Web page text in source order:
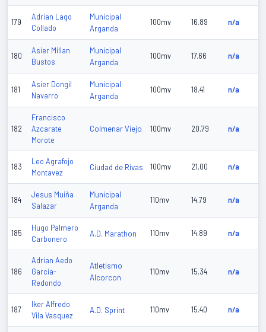
179
Adrian Lago
Collado
Municipal
Arganda
100mv 16.89 n/a
180
Asier Millan
Bustos
Municipal
Arganda
100mv 17.66 n/a
181
Asier Dongil
Navarro
Municipal
Arganda
100mv 18.41 n/a
182
Francisco
Azcarate
Morote
Colmenar Viejo 100mv 20.79 n/a
183
Leo Agrafojo
Montavez
Ciudad de Rivas 100mv 21.00 n/a
184
Jesus Muiña
Salazar
Municipal
Arganda
110mv 14.79 n/a
185
Hugo Palmero
Carbonero
A.D. Marathon 110mv 14.89 n/a
186
Adrian Aedo
Garcia-
Redondo
Atletismo
Alcorcon
110mv 15.34 n/a
187
Iker Alfredo
Vila Vasquez
A.D. Sprint 110mv 15.40 n/a